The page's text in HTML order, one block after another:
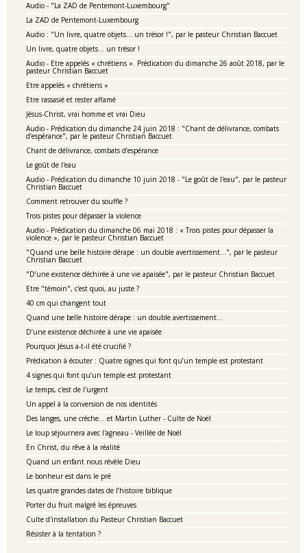
Audio - "La ZAD de Pentemont-Luxembourg"
La ZAD de Pentemont-Luxembourg
Audio : "Un livre, quatre objets… un trésor !", par le pasteur Christian Baccuet
Un livre, quatre objets… un trésor !
Audio - Etre appelés « chrétiens ». Prédication du dimanche 26 août 2018, par le
pasteur Christian Baccuet
Etre appelés « chrétiens »
Etre rassasié et rester affamé
Jésus-Christ, vrai homme et vrai Dieu
Audio - Prédication du dimanche 24 juin 2018 : "Chant de délivrance, combats
d’espérance", par le pasteur Christian Baccuet
Chant de délivrance, combats d’espérance
Le goût de l'eau
Audio - Prédication du dimanche 10 juin 2018 - "Le goût de l'eau", par le pasteur
Christian Baccuet
Comment retrouver du souffle ?
Trois pistes pour dépasser la violence
Audio - Prédication du dimanche 06 mai 2018 : « Trois pistes pour dépasser la
violence », par le pasteur Christian Baccuet
"Quand une belle histoire dérape : un double avertissement…", par le pasteur
Christian Baccuet
"D’une existence déchirée à une vie apaisée", par le pasteur Christian Baccuet
Etre "témoin", c'est quoi, au juste ?
40 cm qui changent tout
Quand une belle histoire dérape : un double avertissement…
D’une existence déchirée à une vie apaisée
Pourquoi Jésus a-t-il été crucifié ?
Prédication à écouter : Quatre signes qui font qu’un temple est protestant
4 signes qui font qu’un temple est protestant
Le temps, c'est de l'urgent
Un appel à la conversion de nos identités
Des langes, une crèche… et Martin Luther - Culte de Noël
Le loup séjournera avec l'agneau - Veillée de Noël
En Christ, du rêve à la réalité
Quand un enfant nous révèle Dieu
Le bonheur est dans le pré
Les quatre grandes dates de l’histoire biblique
Porter du fruit malgré les épreuves
Culte d'installation du Pasteur Christian Baccuet
Résister à la tentation ?